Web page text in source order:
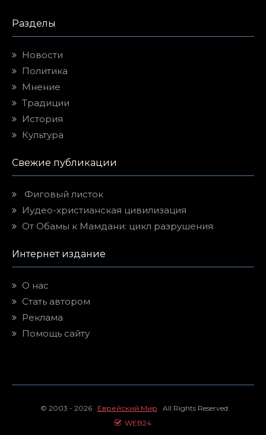
Разделы
Новости
Политика
Мнение
Традиции
История
Культура
Свежие публикации
Фиговый листок
Иудео-христианская цивилизация
От Обамы к Мамдани: цикл разрушения
Интернет издание
О нас
Стать автором
Реклама
Помощь сайту
© 2003 - 2026 Еврейский Мир All Rights Reserved.
WEB24